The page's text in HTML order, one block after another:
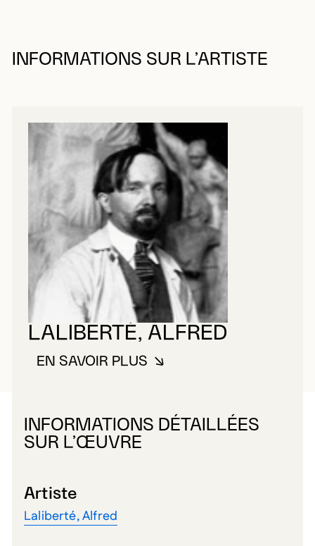
INFORMATIONS SUR L’ARTISTE
LALIBERTÉ, ALFRED
EN SAVOIR PLUSÀ PROPOS DE LALIBERTÉ,
INFORMATIONS DÉTAILLÉES
SUR L’ŒUVRE
Artiste
Laliberté, Alfred